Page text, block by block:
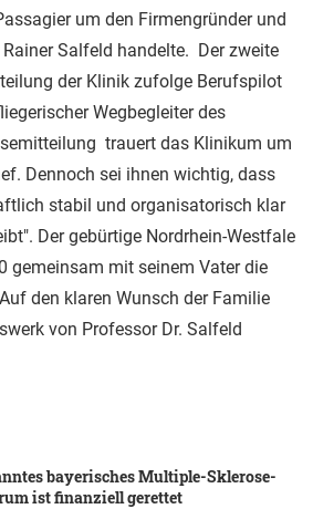
um den Firmengründer und
Salfeld handelte. Der zweite
der Klinik zufolge Berufspilot
Wegbegleiter des
trauert das Klinikum um
Dennoch sei ihnen wichtig, dass
stabil und organisatorisch klar
Der gebürtige Nordrhein-Westfale
gemeinsam mit seinem Vater die
den klaren Wunsch der Familie
von Professor Dr. Salfeld
bayerisches Multiple-Sklerose-
ist finanziell gerettet